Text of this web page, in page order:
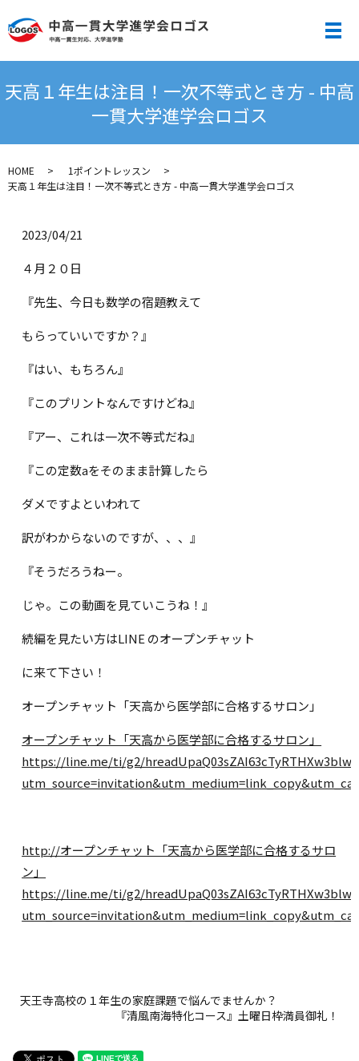
メ
天高１年生は注目！一次不等式とき方 - 中高
一貫大学進学会ロゴス
HOME
1ポイントレッスン
天高１年生は注目！一次不等式とき方 - 中高一貫大学進学会ロゴス
2023/04/21
４月２０日
『先生、今日も数学の宿題教えて
もらっていいですか？』
『はい、もちろん』
『このプリントなんですけどね』
『アー、これは一次不等式だね』
『この定数aをそのまま計算したら
ダメですよといわれて
訳がわからないのですが、、、』
『そうだろうねー。
じゃ。この動画を見ていこうね！』
続編を見たい方はLINE のオープンチャット
に来て下さい！
オープンチャット「天高から医学部に合格するサロン」
オープンチャット「天高から医学部に合格するサロン」
https://line.me/ti/g2/
http://オープンチャット「天高から医学部に合格するサロ
ン」
https://line.me/ti/g2/
天王寺高校の１年生の家庭課題で悩んでませんか？
『清風南海特化コース』土曜日枠満員御礼！